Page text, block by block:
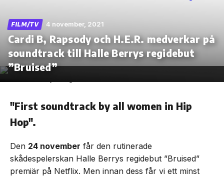
Skip
the
FILM/TV 4 november, 2021
Cardi B, Rapsody och H.E.R. medverkar på
soundtrack till Halle Berrys regidebut
”Bruised”
"First soundtrack by all women in Hip
Hop".
Den 24 november får den rutinerade
skådespelerskan Halle Berrys regidebut ”Bruised”
premiär på Netflix. Men innan dess får vi ett minst